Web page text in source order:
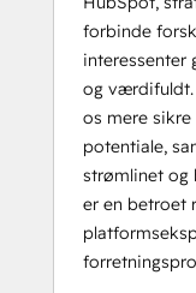
forbinde
interessenter
og værdifuldt.
os mere
potentiale,
strømlinet og
er en betroet